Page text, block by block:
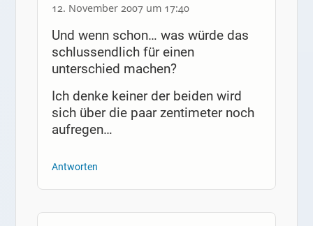
12. November 2007 um 17:40
Und wenn schon… was würde das
schlussendlich für einen
unterschied machen?
Ich denke keiner der beiden wird
sich über die paar zentimeter noch
aufregen…
Antworten